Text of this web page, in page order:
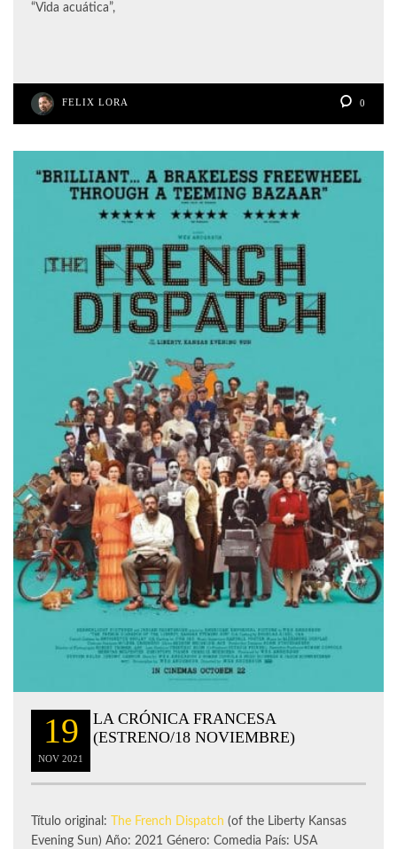
“Vida acuática”,
FELIX LORA 0
19
NOV 2021
LA CRÓNICA FRANCESA
(ESTRENO/18 NOVIEMBRE)
Título original: The French Dispatch (of the Liberty Kansas
Evening Sun) Año: 2021 Género: Comedia País: USA